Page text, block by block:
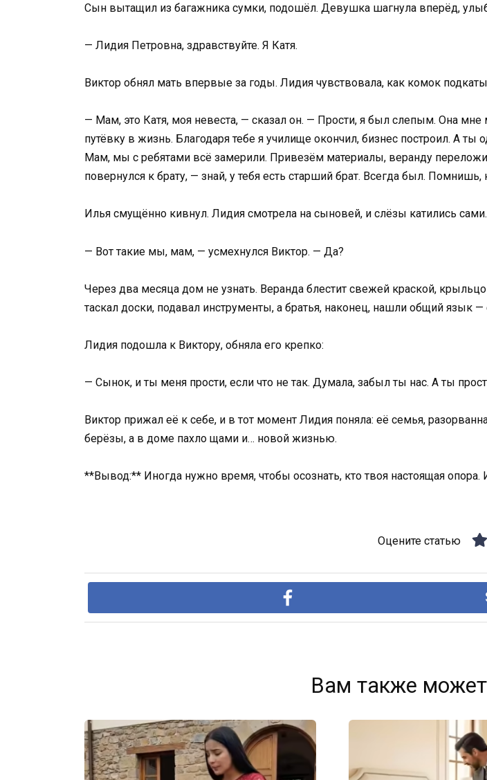
Сын вытащил из багажника сумки, подошёл. Девушка шагнула вперёд,
— Лидия Петровна, здравствуйте. Я Катя.
Виктор обнял мать впервые за годы. Лидия чувствовала, как комок
— Мам, это Катя, моя невеста, — сказал он. — Прости, я был слепым. Она мне
путёвку в жизнь. Благодаря тебе я училище окончил, бизнес построил. А ты
Мам, мы с ребятами всё замерили. Привезём материалы, веранду
повернулся к брату, — знай, у тебя есть старший брат. Всегда был. Помнишь,
Илья смущённо кивнул. Лидия смотрела на сыновей, и слёзы катились сами.
— Вот такие мы, мам, — усмехнулся Виктор. — Да?
Через два месяца дом не узнать. Веранда блестит свежей краской,
таскал доски, подавал инструменты, а братья, наконец, нашли общий язык
Лидия подошла к Виктору, обняла его крепко:
— Сынок, и ты меня прости, если что не так. Думала, забыл ты нас. А ты
Виктор прижал её к себе, и в тот момент Лидия поняла: её семья,
берёзы, а в доме пахло щами и… новой жизнью.
**Вывод:** Иногда нужно время, чтобы осознать, кто твоя настоящая
Оцените статью
Вам также